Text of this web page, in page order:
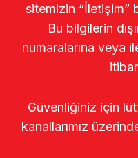
sitemizin “İletişim”
Bu bilgilerin
numaralarına veya
Güvenliğiniz için
kanallarımız